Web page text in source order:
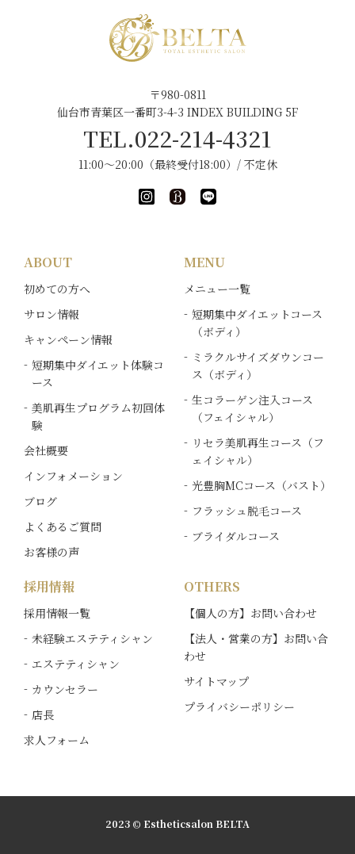
〒980-0811
仙台市青葉区一番町3-4-3 INDEX BUILDING 5F
TEL.022-214-4321
11:00～20:00（最終受付18:00）/ 不定休
ABOUT
初めての方へ
サロン情報
キャンペーン情報
短期集中ダイエット体験コ
ース
美肌再生プログラム初回体
験
会社概要
インフォメーション
ブログ
よくあるご質問
お客様の声
MENU
メニュー一覧
短期集中ダイエットコース
（ボディ）
ミラクルサイズダウンコー
ス（ボディ）
生コラーゲン注入コース
（フェイシャル）
リセラ美肌再生コース（フ
ェイシャル）
光豊胸MCコース（バスト）
フラッシュ脱毛コース
ブライダルコース
採用情報
採用情報一覧
未経験エステティシャン
エステティシャン
カウンセラー
店長
求人フォーム
OTHERS
【個人の方】お問い合わせ
【法人・営業の方】お問い合
わせ
サイトマップ
プライバシーポリシー
2023 © Estheticsalon BELTA